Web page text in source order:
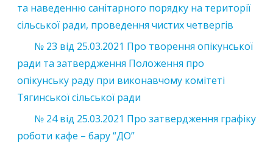
та наведенню санітарного порядку на території
сільської ради, проведення чистих четвергів
№ 23 від 25.03.2021 Про творення опікунської
ради та затвердження Положення про
опікунську раду при виконавчому комітеті
Тягинської сільської ради
№ 24 від 25.03.2021 Про затвердження графіку
роботи кафе – бару “ДО”